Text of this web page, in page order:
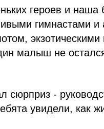
героев и наша
гимнастами
малыш не
сюрприз -
увидели, как